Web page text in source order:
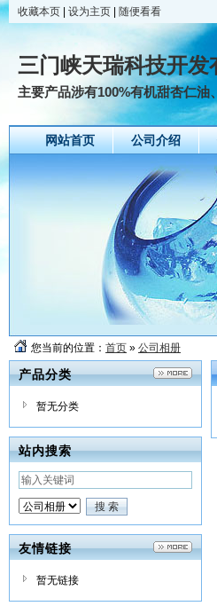
收藏本页 设为主页 随便看看
三门峡天瑞科技开发
主要产品涉有100%有机甜杏仁
网站首页 公司介绍
您当前的位置： 首页 » 公司相册
产品分类
暂无分类
站内搜索
友情链接
暂无链接